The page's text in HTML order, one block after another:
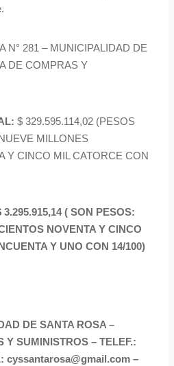
N° 281 – MUNICIPALIDAD DE
DE COMPRAS Y
$ 329.595.114,02 (PESOS
MILLONES
Y CINCO MIL CATORCE CON
( SON PESOS:
NOVENTA Y CINCO
Y UNO CON 14/100)
DE SANTA ROSA –
Y SUMINISTROS – TELEF.:
cyssantarosa@gmail.com –